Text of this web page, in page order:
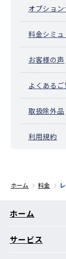
オプショ
料金シミ
お客様の声
よくある
取扱除外品
利用規約
ホーム 料金
ホーム
サービス